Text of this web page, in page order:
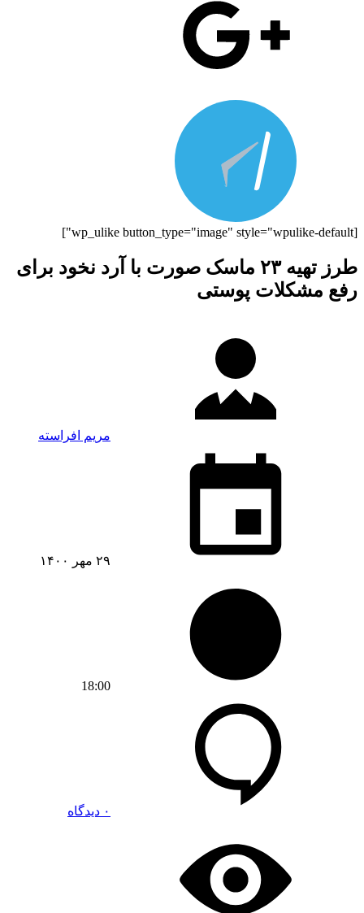
[wp_ulike button_type="image" style="wpulike-default"]
طرز تهیه ۲۳ ماسک صورت با آرد نخود برای
رفع مشکلات پوستی
مریم افراسته
۲۹ مهر ۱۴۰۰
18:00
۰ دیدگاه